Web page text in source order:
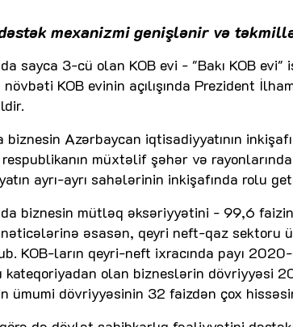
mexanizmi genişlənir və
sayca 3-cü olan KOB evi - "Bakı KOB
KOB evinin açılışında Prezident
biznesin Azərbaycan iqtisadiyyatının
müxtəlif şəhər və
ayrı-ayrı sahələrinin inkişafında rolu
biznesin mütləq əksəriyyətini - 99,6
əsasən, qeyri neft-qaz sektoru
KOB-ların qeyri-neft ixracında payı
kateqoriyadan olan bizneslərin dövriyyəsi
ümumi dövriyyəsinin 32 faizdən çox